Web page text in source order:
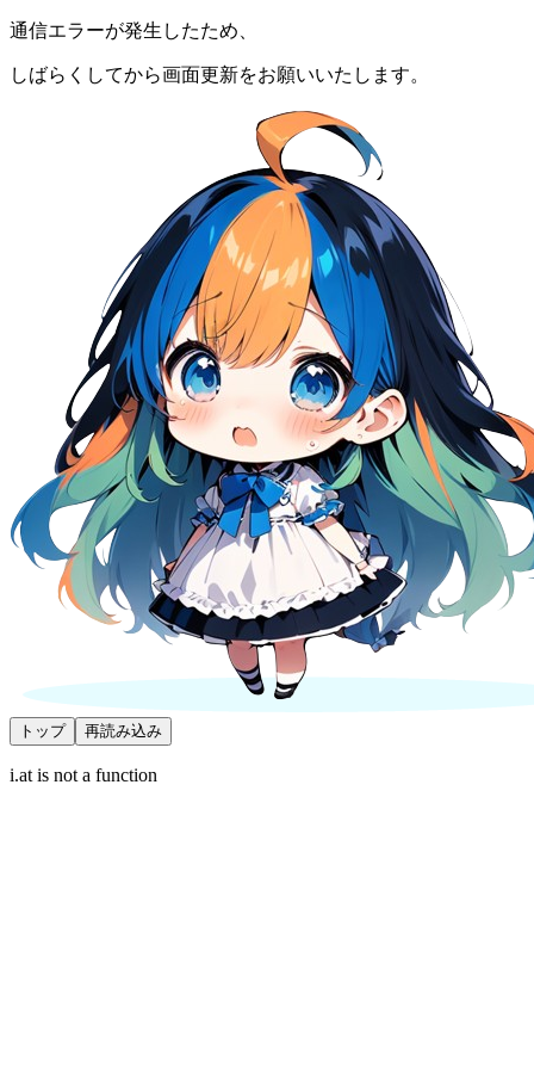
通信エラーが発生したため、
しばらくしてから画面更新をお願いいたします。
トップ 再読み込み
i.at is not a function